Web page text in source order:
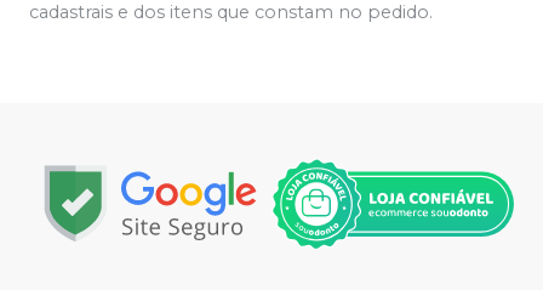
cadastrais e dos itens que constam no pedido.